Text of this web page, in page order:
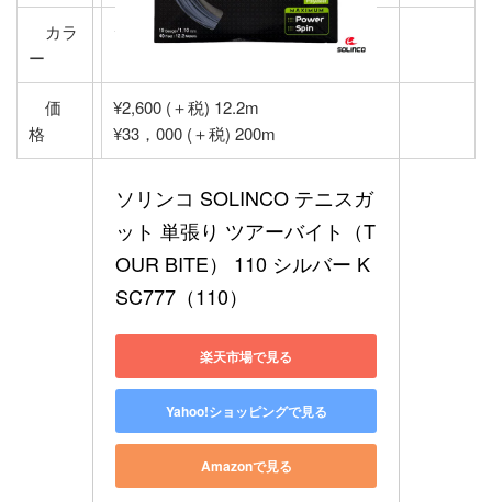
カラ
ー
シルバー
価
格
¥2,600 (＋税) 12.2m
¥33，000 (＋税) 200m
ソリンコ SOLINCO テニスガ
ット 単張り ツアーバイト（T
OUR BITE） 110 シルバー K
SC777（110）
楽天市場で見る
Yahoo!ショッピングで見る
Amazonで見る